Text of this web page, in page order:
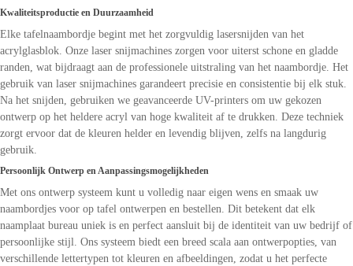
Kwaliteitsproductie en Duurzaamheid
Elke tafelnaambordje begint met het zorgvuldig lasersnijden van het
acrylglasblok. Onze laser snijmachines zorgen voor uiterst schone en gladde
randen, wat bijdraagt aan de professionele uitstraling van het naambordje. Het
gebruik van laser snijmachines garandeert precisie en consistentie bij elk stuk.
Na het snijden, gebruiken we geavanceerde UV-printers om uw gekozen
ontwerp op het heldere acryl van hoge kwaliteit af te drukken. Deze techniek
zorgt ervoor dat de kleuren helder en levendig blijven, zelfs na langdurig
gebruik.
Persoonlijk Ontwerp en Aanpassingsmogelijkheden
Met ons ontwerp systeem kunt u volledig naar eigen wens en smaak uw
naambordjes voor op tafel ontwerpen en bestellen. Dit betekent dat elk
naamplaat bureau uniek is en perfect aansluit bij de identiteit van uw bedrijf of
persoonlijke stijl. Ons systeem biedt een breed scala aan ontwerpopties, van
verschillende lettertypen tot kleuren en afbeeldingen, zodat u het perfecte